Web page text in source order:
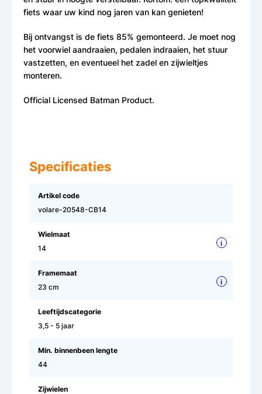
fiets waar uw kind nog jaren van kan genieten!
Bij ontvangst is de fiets 85% gemonteerd. Je moet nog
het voorwiel aandraaien, pedalen indraaien, het stuur
vastzetten, en eventueel het zadel en zijwieltjes
monteren.
Official Licensed Batman Product.
Specificaties
Artikel code
volare-20548-CB14
Wielmaat
14
i
Framemaat
23 cm
i
Leeftijdscategorie
3,5 - 5 jaar
Min. binnenbeen lengte
44
Zijwielen